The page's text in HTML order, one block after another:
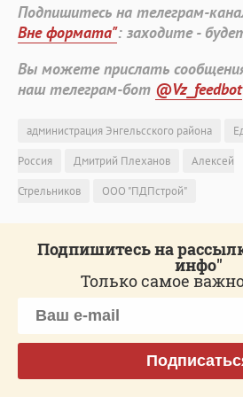
Подпишитесь на телеграм-
Вне формата": заходите -
Вы можете прислать
наш телеграм-бот @Vz_feedbot
администрация Энгельсского района
Россия
Дмитрий Плеханов
Алексей
Стрельников
ООО "ПДПстрой"
Подпишитесь на
инфо"
Только самое